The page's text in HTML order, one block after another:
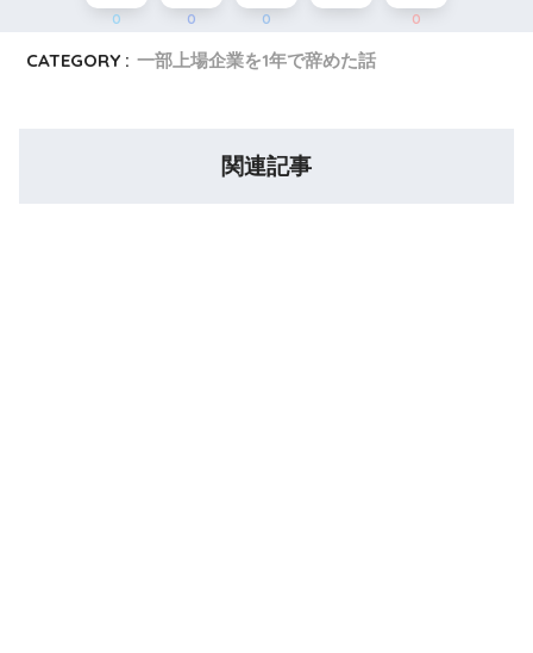
0 0 0 0
CATEGORY : 一部上場企業を1年で辞めた話
関連記事